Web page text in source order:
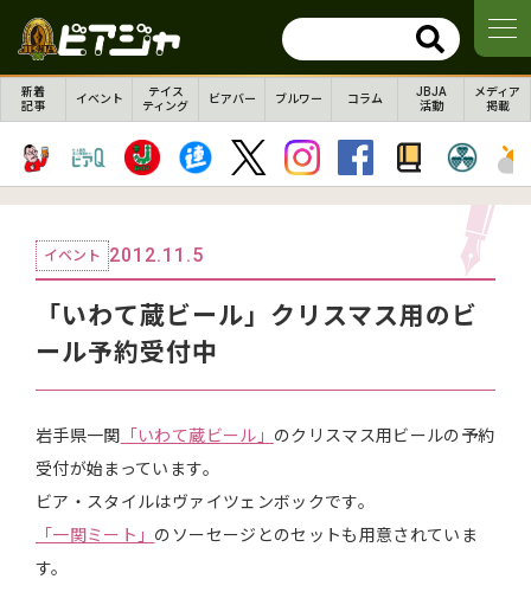
新着
記事
イベント
テイス
ティング
ビアバー ブルワー コラム
JBJA
活動
メディア
掲載
イベント 2012.11.5
「いわて蔵ビール」クリスマス用のビ
ール予約受付中
岩手県一関 「いわて蔵ビール」 のクリスマス用ビールの予約
受付が始まっています。
ビア・スタイルはヴァイツェンボックです。
「一関ミート」 のソーセージとのセットも用意されていま
す。